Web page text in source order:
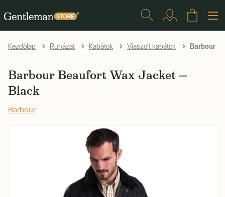
Kezdőlap Ruházat Kabátok Viaszolt kabátok Barbour
Barbour Beaufort Wax Jacket —
Black
Barbour